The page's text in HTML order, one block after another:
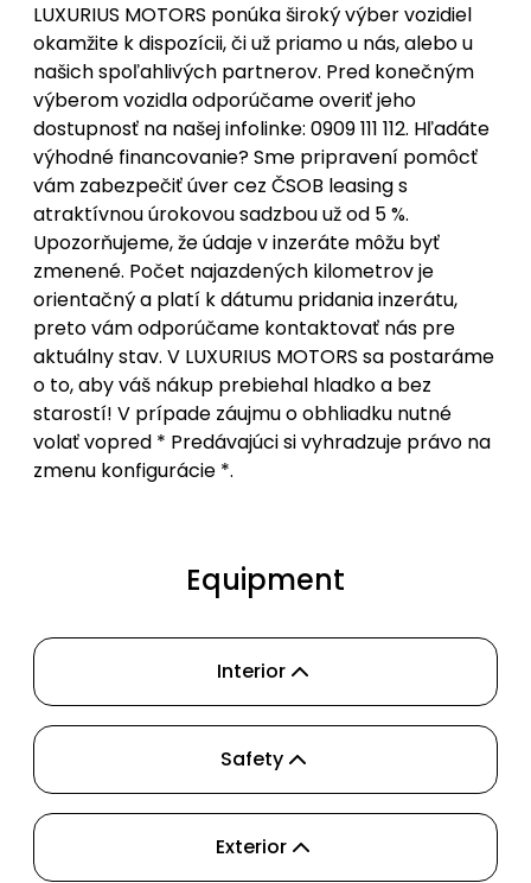
LUXURIUS MOTORS ponúka široký výber vozidiel
okamžite k dispozícii, či už priamo u nás, alebo u
našich spoľahlivých partnerov. Pred konečným
výberom vozidla odporúčame overiť jeho
dostupnosť na našej infolinke: 0909 111 112. Hľadáte
výhodné financovanie? Sme pripravení pomôcť
vám zabezpečiť úver cez ČSOB leasing s
atraktívnou úrokovou sadzbou už od 5 %.
Upozorňujeme, že údaje v inzeráte môžu byť
zmenené. Počet najazdených kilometrov je
orientačný a platí k dátumu pridania inzerátu,
preto vám odporúčame kontaktovať nás pre
aktuálny stav. V LUXURIUS MOTORS sa postaráme
o to, aby váš nákup prebiehal hladko a bez
starostí! V prípade záujmu o obhliadku nutné
volať vopred * Predávajúci si vyhradzuje právo na
zmenu konfigurácie *.
Equipment
Interior
Safety
Exterior